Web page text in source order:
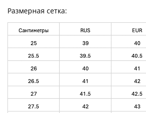
Размерная сетка: